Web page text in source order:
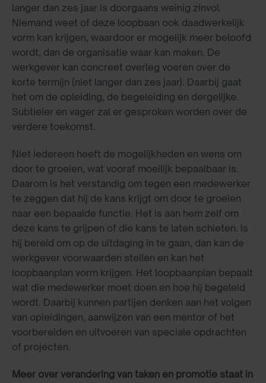
langer dan zes jaar is doorgaans weinig zinvol.
Niemand weet of deze loopbaan ook daadwerkelijk
vorm kan krijgen, waardoor er mogelijk meer beloofd
wordt, dan de organisatie waar kan maken. De
werkgever kan concreet overleg voeren over de
korte termijn (niet langer dan zes jaar). Daarbij gaat
het om de opleiding, de begeleiding en dergelijke.
Subtieler en vager zal er gesproken worden over de
verdere toekomst.
Niet iedereen heeft de mogelijkheden en wens om
door te groeien, wat vooraf moeilijk bepaalbaar is.
Daarom is het verstandig om tegen een medewerker
te zeggen dat hij de kans krijgt om door te groeien
naar een bepaalde functie. Het is aan hem zelf om
deze kans te grijpen of die kans te laten schieten. Is
hij bereid om op de uitdaging in te gaan, dan kan de
werkgever voorwaarden stellen en kan het
loopbaanplan vorm krijgen. Het loopbaanplan bepaalt
wat die medewerker moet doen en hoe hij begeleid
wordt. Daarbij kunnen partijen denken aan het volgen
van opleidingen, aanwijzen van een mentor of het
voorbereiden en uitvoeren van speciale opdrachten
of projecten.
Meer over verandering van taken en promotie staat in